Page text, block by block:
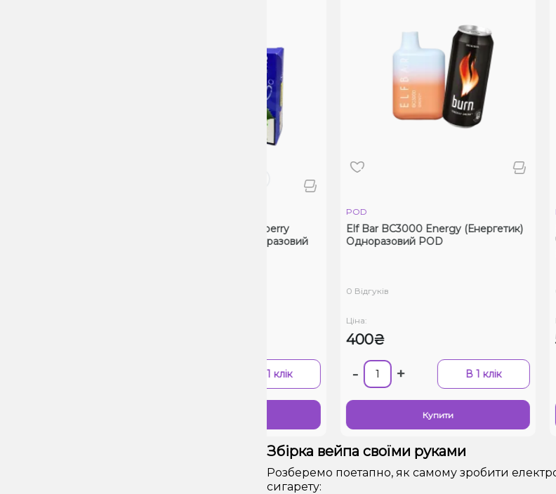
(Виноград Малина) Одноразовий
Elf Bar BC3000 Energy (Енергетик)
Одноразовий POD
0 Відгуків
400₴
Elf Bar
0
500₴
Збірка вейпа своїми руками
Розберемо поетапно, як самому зробити
сигарету: